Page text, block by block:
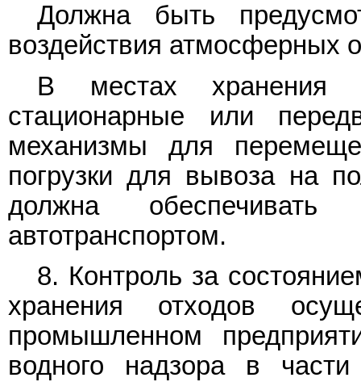
Должна быть
воздействия атмосферных
В местах хранения
стационарные или
механизмы для
погрузки для вывоза на
должна
автотранспортом.
8. Контроль за
хранения отходов
промышленном
водного надзора в